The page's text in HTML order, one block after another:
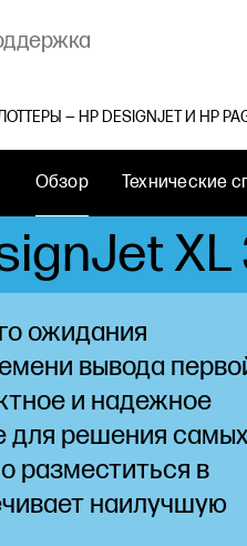
— HP DESIGNJET И HP
Обзор Технические
XL
ожидания
вывода
и надежное
для решения самых
разместиться в
наилучшую